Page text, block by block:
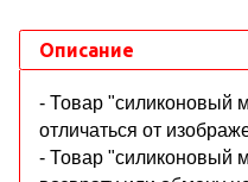
Описание
- Товар "силиконовый
отличаться от
- Товар "силиконовый